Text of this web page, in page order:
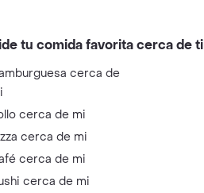
tu comida favorita cerca de ti
cerca de
cerca de mi
cerca de mi
cerca de mi
cerca de mi